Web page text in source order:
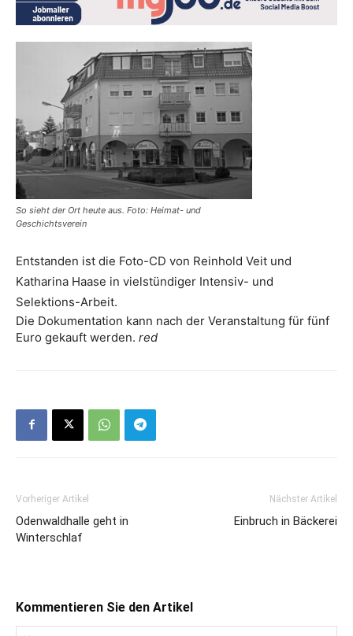
So sieht der Ort heute aus. Foto: Heimat- und
Geschichtsverein
Entstanden ist die Foto-CD von Reinhold Veit und
Katharina Haase in vielstündiger Intensiv- und
Selektions-Arbeit.
Die Dokumentation kann nach der Veranstaltung für fünf
Euro gekauft werden. red
Vorheriger Artikel
Odenwaldhalle geht in
Winterschlaf
Nächster Artikel
Einbruch in Bäckerei
Kommentieren Sie den Artikel